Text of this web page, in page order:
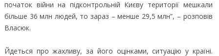
початок війни на підконтрольній Києву території мешкали
більше 36 млн людей, то зараз – менше 29,5 млн”, – розповів
Власюк.
Йдеться про жахливу, за його оцінками, ситуацію у країні.